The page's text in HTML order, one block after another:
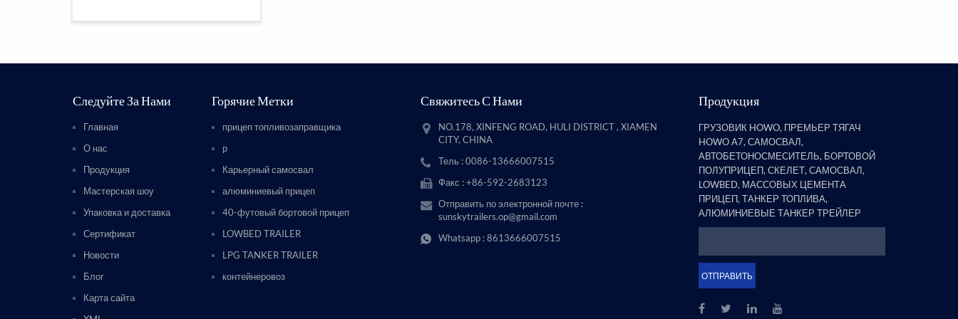
Следуйте За Нами
Главная
О нас
Продукция
Мастерская шоу
Упаковка и доставка
Сертификат
Новости
Блог
Карта сайта
Горячие Метки
прицеп топливозаправщика
p
Карьерный самосвал
алюминиевый прицеп
40-футовый бортовой прицеп
LOWBED TRAILER
LPG TANKER TRAILER
контейнеровоз
Свяжитесь С Нами
NO.178, XINFENG ROAD, HULI DISTRICT , XIAMEN
CITY, CHINA
Тель : 0086-13666007515
Факс : +86-592-2683123
Отправить по электронной почте :
sunskytrailers.op@gmail.com
Whatsapp :8613666007515
Продукция
ГРУЗОВИК HOWO, ПРЕМЬЕР ТЯГАЧ
HOWO A7, САМОСВАЛ,
АВТОБЕТОНОСМЕСИТЕЛЬ, БОРТОВОЙ
ПОЛУПРИЦЕП, СКЕЛЕТ, САМОСВАЛ,
LOWBED, МАССОВЫХ ЦЕМЕНТА
ПРИЦЕП, ТАНКЕР ТОПЛИВА,
АЛЮМИНИЕВЫЕ ТАНКЕР ТРЕЙЛЕР